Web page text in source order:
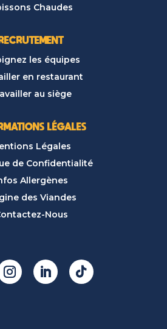
Chaudes
RECRUTEMENT
les équipes
en restaurant
au siège
LÉGALES
Légales
de Confidentialité
Allergènes
des Viandes
Nous